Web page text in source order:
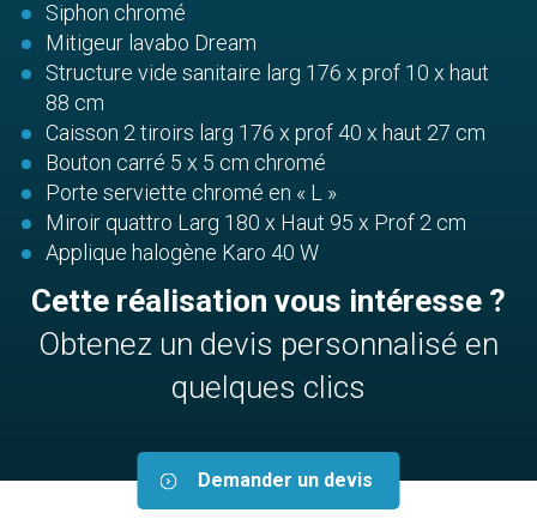
Siphon chromé
Mitigeur lavabo Dream
Structure vide sanitaire larg 176 x prof 10 x haut
88 cm
Caisson 2 tiroirs larg 176 x prof 40 x haut 27 cm
Bouton carré 5 x 5 cm chromé
Porte serviette chromé en « L »
Miroir quattro Larg 180 x Haut 95 x Prof 2 cm
Applique halogène Karo 40 W
Cette réalisation vous intéresse ?
Obtenez un devis personnalisé en
quelques clics
Demander un devis